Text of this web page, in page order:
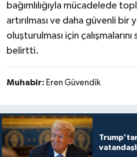
bağımlılığıyla mücadelede
artırılması ve daha güvenli bir
oluşturulması için
belirtti.
Muhabir: Eren Güvendik